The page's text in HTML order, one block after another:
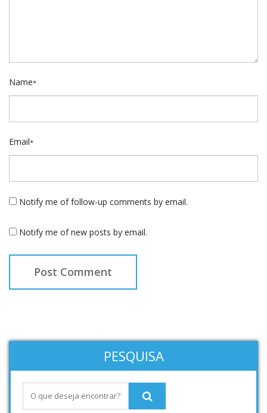
Name*
Email*
Notify me of follow-up comments by email.
Notify me of new posts by email.
PESQUISA